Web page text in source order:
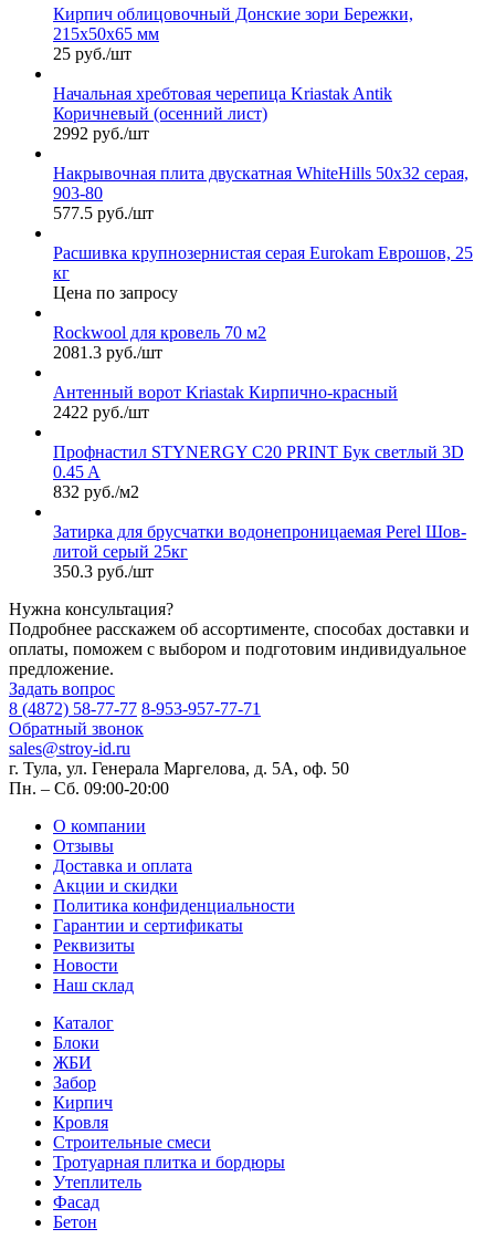
Кирпич облицовочный Донские зори Бережки,
215х50х65 мм
25 руб./шт
Начальная хребтовая черепица Kriastak Antik
Коричневый (осенний лист)
2992 руб./шт
Накрывочная плита двускатная WhiteHills 50х32 серая,
903-80
577.5 руб./шт
Расшивка крупнозернистая серая Eurokam Еврошов, 25
кг
Цена по запросу
Rockwool для кровель 70 м2
2081.3 руб./шт
Антенный ворот Kriastak Кирпично-красный
2422 руб./шт
Профнастил STYNERGY С20 PRINT Бук светлый 3D
0.45 A
832 руб./м2
Затирка для брусчатки водонепроницаемая Perel Шов-
литой серый 25кг
350.3 руб./шт
Нужна консультация?
Подробнее расскажем об ассортименте, способах доставки и
оплаты, поможем с выбором и подготовим индивидуальное
предложение.
Задать вопрос
8 (4872) 58-77-77 8-953-957-77-71
Обратный звонок
sales@stroy-id.ru
г. Тула, ул. Генерала Маргелова, д. 5А, оф. 50
Пн. – Cб. 09:00-20:00
О компании
Отзывы
Доставка и оплата
Акции и скидки
Политика конфиденциальности
Гарантии и сертификаты
Реквизиты
Новости
Наш склад
Каталог
Блоки
ЖБИ
Забор
Кирпич
Кровля
Строительные смеси
Тротуарная плитка и бордюры
Утеплитель
Фасад
Бетон